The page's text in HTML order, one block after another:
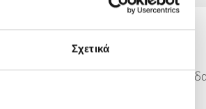
Σχετικά
όμορφους προορισμούς στην